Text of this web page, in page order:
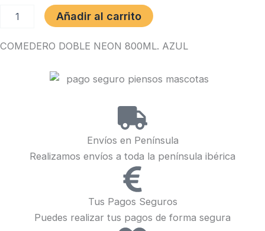
COMEDERO
DOBLE
800ML.
Añadir al carrito
COMEDERO DOBLE NEON 800ML. AZUL
Envíos en Península
Realizamos envíos a toda la península ibérica
Tus Pagos Seguros
Puedes realizar tus pagos de forma segura